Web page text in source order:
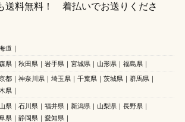
送料無料！ 着払いでお送りくださ
道
県 秋田県 岩手県 宮城県 山形県 福島県
都 神奈川県 埼玉県 千葉県 茨城県
群馬県
県
県 石川県 福井県 新潟県 山梨県
長野県
県
静岡県 愛知県